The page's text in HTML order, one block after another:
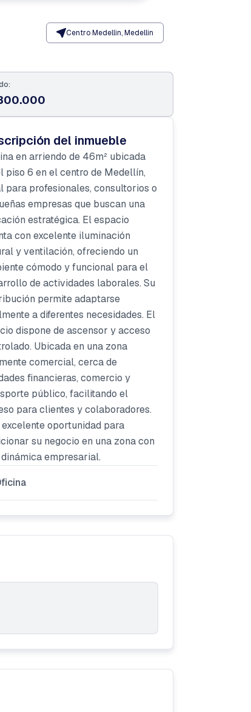
Centro Medellin, Medellin
del inmueble
en arriendo de 46m² ubicada
piso 6 en el centro de Medellín,
para profesionales, consultorios o
empresas que buscan una
estratégica. El espacio
con excelente iluminación
y ventilación, ofreciendo un
cómodo y funcional para el
de actividades laborales. Su
permite adaptarse
a diferentes necesidades. El
dispone de ascensor y acceso
Ubicada en una zona
comercial, cerca de
financieras, comercio y
público, facilitando el
para clientes y colaboradores.
excelente oportunidad para
su negocio en una zona con
empresarial.